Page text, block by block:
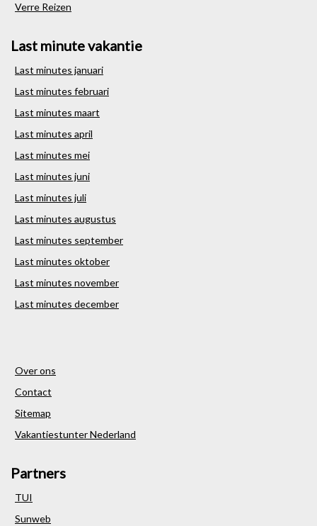
Verre Reizen
Last minute vakantie
Last minutes januari
Last minutes februari
Last minutes maart
Last minutes april
Last minutes mei
Last minutes juni
Last minutes juli
Last minutes augustus
Last minutes september
Last minutes oktober
Last minutes november
Last minutes december
Over ons
Contact
Sitemap
Vakantiestunter Nederland
Partners
TUI
Sunweb